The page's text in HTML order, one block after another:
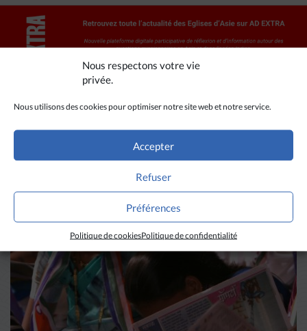
Nous respectons votre vie
privée.
Nous utilisons des cookies pour optimiser notre site web et notre service.
Accepter
Refuser
Préférences
Politique de cookiesPolitique de confidentialité
A LIRE AUSSI